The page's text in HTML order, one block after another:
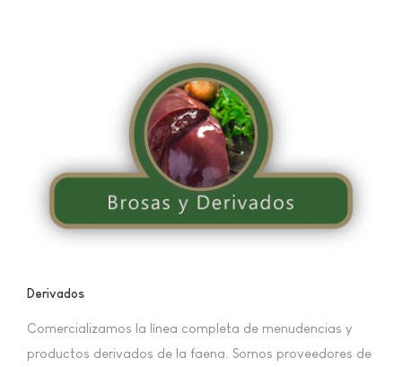
Derivados
Comercializamos la línea completa de menudencias y
productos derivados de la faena. Somos proveedores de